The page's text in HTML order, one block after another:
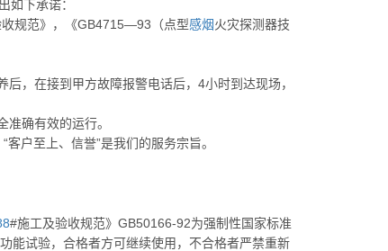
如下承诺：
规范》，《GB4715—93（点型感烟火灾探测器技
，在接到甲方故障报警电话后，4小时到达现场，
确有效的运行。
户至上、信誉”是我们的服务宗旨。
#施工及验收规范》GB50166-92为强制性国家标准
能试验，合格者方可继续使用，不合格者严禁重新